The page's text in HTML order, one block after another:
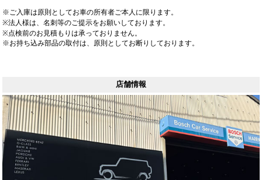
※ご入庫は原則としてお車の所有者ご本人に限ります。
※法人様は、名刺等のご提示をお願いしております。
※点検前のお見積もりは承っておりません。
※お持ち込み部品の取付は、原則としてお断りしております。
店舗情報